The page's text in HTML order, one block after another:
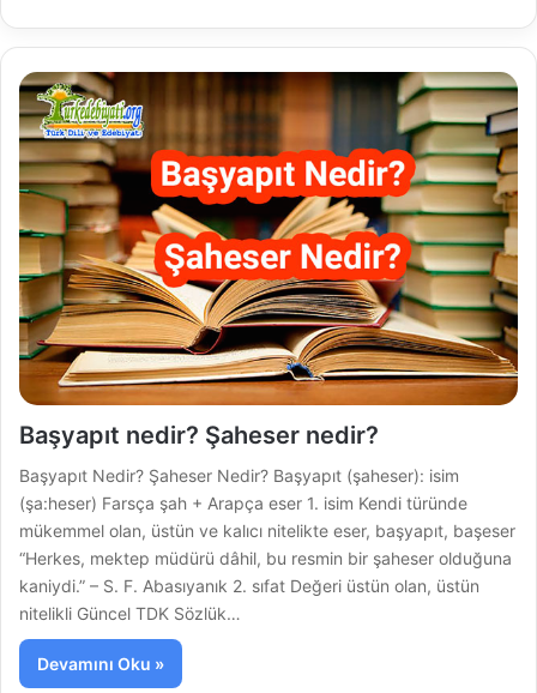
Başyapıt nedir? Şaheser nedir?
Başyapıt Nedir? Şaheser Nedir? Başyapıt (şaheser): isim
(şa:heser) Farsça şah + Arapça eser 1. isim Kendi türünde
mükemmel olan, üstün ve kalıcı nitelikte eser, başyapıt, başeser
“Herkes, mektep müdürü dâhil, bu resmin bir şaheser olduğuna
kaniydi.” – S. F. Abasıyanık 2. sıfat Değeri üstün olan, üstün
nitelikli Güncel TDK Sözlük…
Devamını Oku »